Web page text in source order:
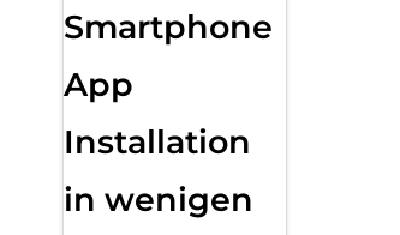
Smartphone
App
Installation
in wenigen